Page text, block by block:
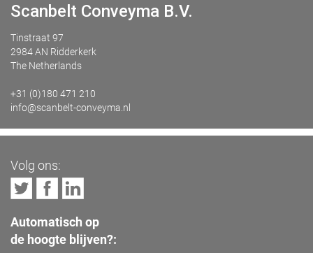
Scanbelt Conveyma B.V.
Tinstraat 97
2984 AN Ridderkerk
The Netherlands
+31 (0)180 471 210
info@scanbelt-conveyma.nl
Volg ons:
Automatisch op
de hoogte blijven?: